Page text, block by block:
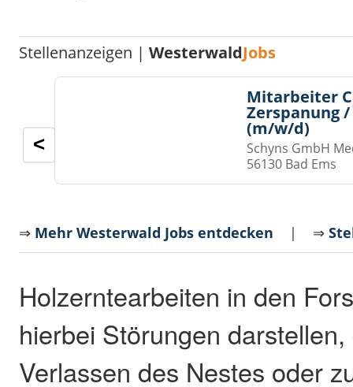
Stellenanzeigen |WesterwaldJobs
Mitarbeiter
Zerspanung
(m/w/d)
Schyns GmbH
56130 Bad Ems
<
⇒ Mehr Westerwald Jobs entdecken | ⇒
Holzerntearbeiten in den
hierbei Störungen
Verlassen des Nestes oder